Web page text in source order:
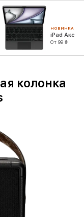
НОВИНКА
iPad
От 99 ₴
колонка